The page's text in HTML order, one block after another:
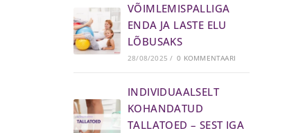
VÕIMLEMISPALLIGA
ENDA JA LASTE ELU
LÕBUSAKS
28/08/2025 / 0 KOMMENTAARI
INDIVIDUAALSELT
KOHANDATUD
TALLATOED – SEST IGA